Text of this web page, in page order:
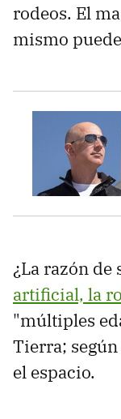
rodeos. El
mismo
¿La razón
artificial, la
"múltiples
Tierra;
el espacio.